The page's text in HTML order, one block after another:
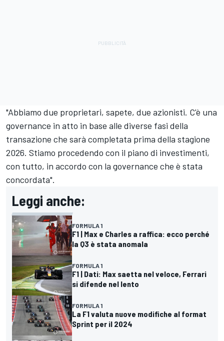
"Abbiamo due proprietari, sapete, due azionisti. C'è una
governance in atto in base alle diverse fasi della
transazione che sarà completata prima della stagione
2026. Stiamo procedendo con il piano di investimenti,
con tutto, in accordo con la governance che è stata
concordata".
Leggi anche:
FORMULA 1
F1 | Max e Charles a raffica: ecco perché
la Q3 è stata anomala
FORMULA 1
F1 | Dati: Max saetta nel veloce, Ferrari
si difende nel lento
FORMULA 1
La F1 valuta nuove modifiche al format
Sprint per il 2024